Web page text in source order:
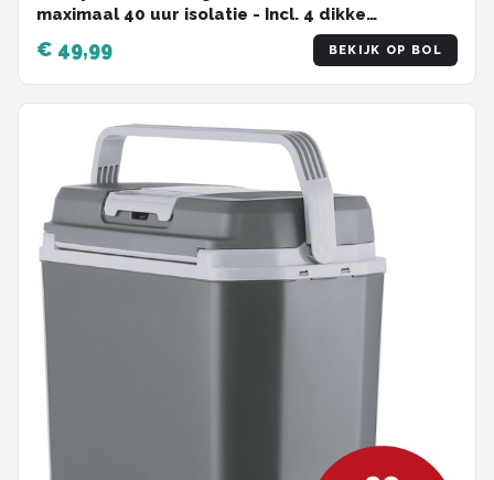
maximaal 40 uur isolatie - Incl. 4 dikke
koelelementen van 450ml - Temperatuur veilige
sluiting - Nieuw ontwerp met koelelementen
vergrendeld in deksel
€ 49,99 BEKIJK OP BOL